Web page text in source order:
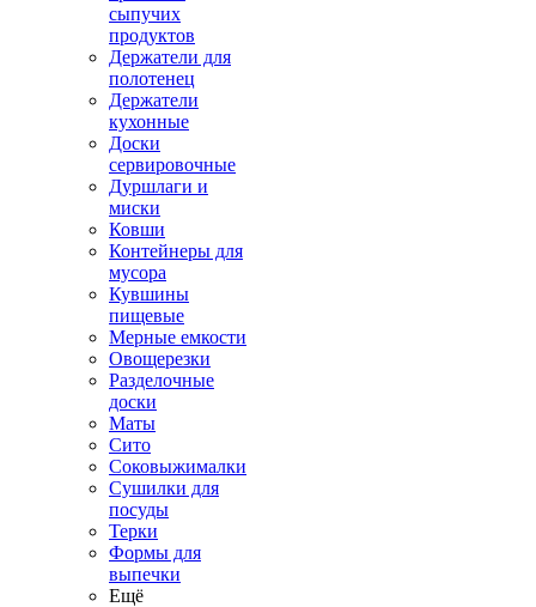
сыпучих
продуктов
Держатели для
полотенец
Держатели
кухонные
Доски
сервировочные
Дуршлаги и
миски
Ковши
Контейнеры для
мусора
Кувшины
пищевые
Мерные емкости
Овощерезки
Разделочные
доски
Маты
Сито
Соковыжималки
Сушилки для
посуды
Терки
Формы для
выпечки
Ещё